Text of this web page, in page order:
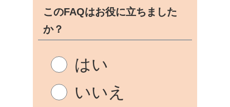
このFAQはお役に立ちました
か？
はい
いいえ